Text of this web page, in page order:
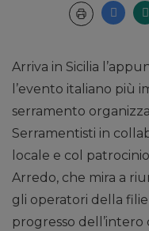
Arriva in Sicilia
l’evento italiano più
serramento
Serramentisti in
locale e col
Arredo, che mira a
gli operatori della
progresso dell’intero